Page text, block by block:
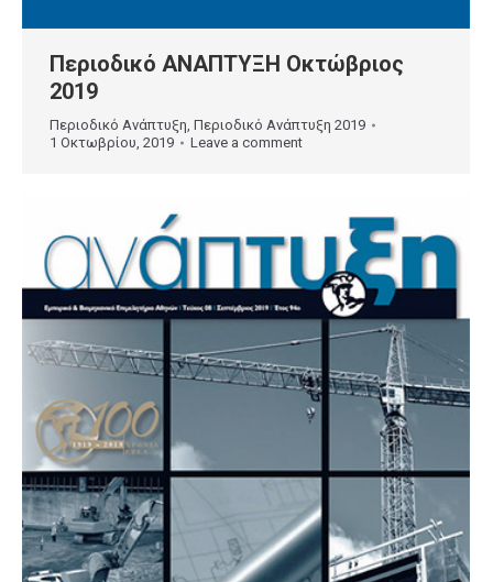
Περιοδικό ΑΝΑΠΤΥΞΗ Οκτώβριος
2019
Περιοδικό Ανάπτυξη Περιοδικό Ανάπτυξη 2019
1 Οκτωβρίου, 2019
Leave a comment